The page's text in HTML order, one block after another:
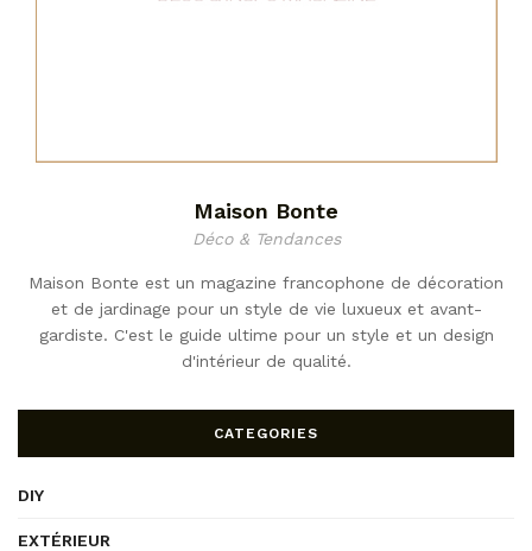
Maison Bonte
Déco & Tendances
Maison Bonte est un magazine francophone de décoration
et de jardinage pour un style de vie luxueux et avant-
gardiste. C'est le guide ultime pour un style et un design
d'intérieur de qualité.
CATEGORIES
DIY
EXTÉRIEUR